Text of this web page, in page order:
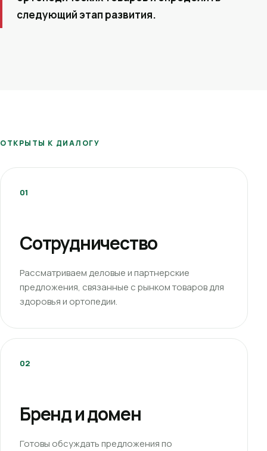
следующий этап развития.
ОТКРЫТЫ К ДИАЛОГУ
01
Сотрудничество
Рассматриваем деловые и партнерские
предложения, связанные с рынком товаров для
здоровья и ортопедии.
02
Бренд и домен
Готовы обсуждать предложения по